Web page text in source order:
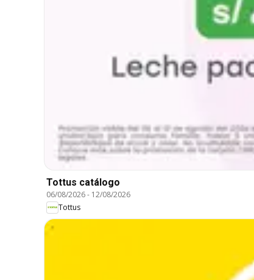
Tottus catálogo
06/08/2026- 12/08/2026
Tottus